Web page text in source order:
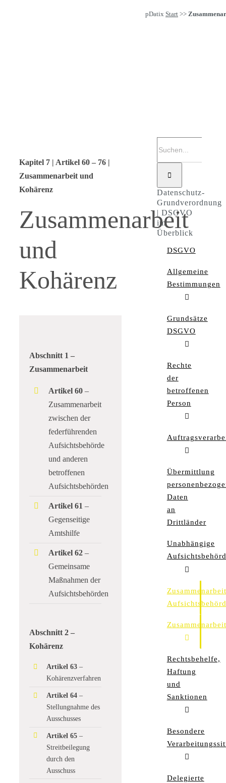
pDatix Start >>
Kapitel 7 | Artikel 60 – 76 |
Zusammenarbeit und
Kohärenz
Zusammenarbeit
und
Kohärenz
Abschnitt 1 –
Zusammenarbeit
Artikel 60 –
Zusammenarbeit
zwischen der
federführenden
Aufsichtsbehörde
und anderen
betroffenen
Aufsichtsbehörden
Artikel 61 –
Gegenseitige
Amtshilfe
Artikel 62 –
Gemeinsame
Maßnahmen der
Aufsichtsbehörden
Abschnitt 2 –
Kohärenz
Artikel 63–
Kohärenzverfahren
Artikel 64–
Stellungnahme des
Ausschusses
Artikel 65–
Streitbeilegung
durch den
Ausschuss
Datenschutz-
Grundverordnung
| DSGVO
im
Überblick
DSGVO
Allgemeine
Bestimmungen
Grundsätze
DSGVO
Rechte
der
betroffenen
Person
Übermittlung
Daten
an
Drittländer
Unabhängige
Zusammenarbeit
Zusammenarbeit
Rechtsbehelfe,
Haftung
und
Sanktionen
Besondere
Delegierte